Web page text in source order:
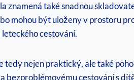
také snadnou
mohou být uloženy v prostoru
cestování.
nejen praktický, ale také
bezproblémovému cestování s